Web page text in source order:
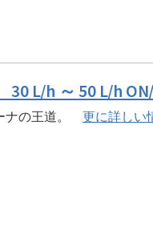
L/h ～ 50 L/h
ナの王道。 更に詳しい